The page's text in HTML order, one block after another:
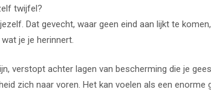
twijfel?
Dat gevecht, waar geen eind aan lijkt te
je je herinnert.
verstopt achter lagen van bescherming die je
zich naar voren. Het kan voelen als een enorme